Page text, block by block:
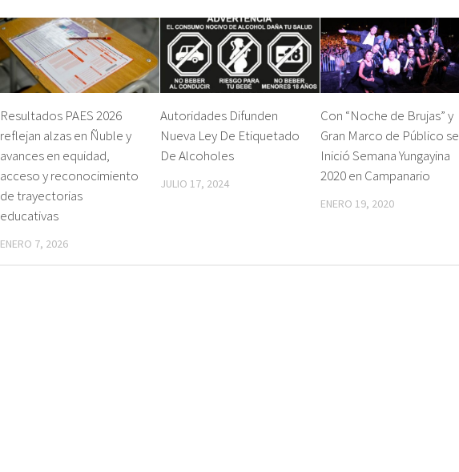
Resultados PAES 2026
reflejan alzas en Ñuble y
avances en equidad,
acceso y reconocimiento
de trayectorias
educativas
ENERO 7, 2026
Autoridades Difunden
Nueva Ley De Etiquetado
De Alcoholes
JULIO 17, 2024
Con “Noche de Brujas” y
Gran Marco de Público se
Inició Semana Yungayina
2020 en Campanario
ENERO 19, 2020